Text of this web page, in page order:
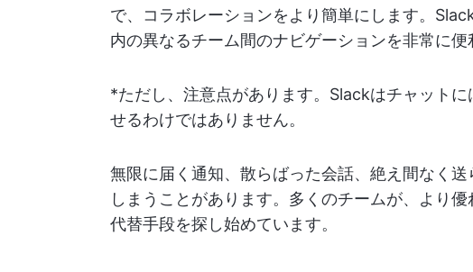
で、コラボレーションをより簡単にします。
内の異なるチーム間のナビゲーションを非常に便
*ただし、注意点があります。Slackはチャット
せるわけではありません。
無限に届く通知、散らばった会話、絶え間なく
しまうことがあります。多くのチームが、より
代替手段を探し始めています。